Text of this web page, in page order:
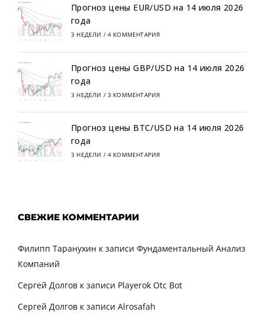
Прогноз цены EUR/USD на 14 июля 2026
года
3 НЕДЕЛИ / 4 КОММЕНТАРИЯ
Прогноз цены GBP/USD на 14 июля 2026
года
3 НЕДЕЛИ / 3 КОММЕНТАРИЯ
Прогноз цены BTC/USD на 14 июля 2026
года
3 НЕДЕЛИ / 4 КОММЕНТАРИЯ
СВЕЖИЕ КОММЕНТАРИИ
Филипп Таранухин к записи Фундаментальный Анализ
Компаний
Сергей Долгов к записи Playerok Otc Bot
Сергей Долгов к записи Alrosafah